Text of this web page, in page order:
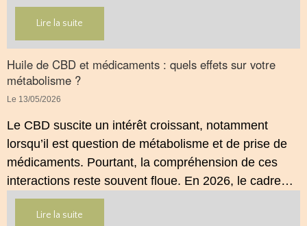
hygiène de vie adaptée.
Lire la suite
Huile de CBD et médicaments : quels effets sur votre
métabolisme ?
Le 13/05/2026
Le CBD suscite un intérêt croissant, notamment
lorsqu’il est question de métabolisme et de prise de
médicaments. Pourtant, la compréhension de ces
interactions reste souvent floue. En 2026, le cadre
légal français impose des règles strictes : seuls les
usages externes du CBD sont autorisés. Cet article
Lire la suite